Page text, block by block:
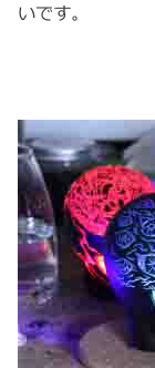
いです。